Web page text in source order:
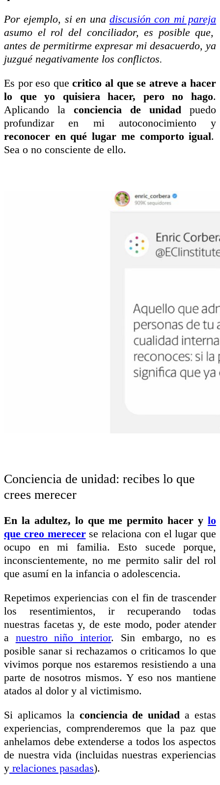
Por ejemplo, si en una discusión con mi pareja
asumo el rol del conciliador, es posible que,
antes de permitirme expresar mi desacuerdo, ya
juzgué negativamente los conflictos.
Es por eso quecritico al que se atreve a hacer
lo que yo quisiera hacer, pero no hago.
Aplicando la conciencia de unidad puedo
profundizar en mi autoconocimiento y
reconocer en qué lugar me comporto igual.
Sea o no consciente de ello.
Conciencia de unidad: recibes lo que
crees merecer
En la adultez, lo que me permito hacer y lo
que creo merecer se relaciona con el lugar que
ocupo en mi familia. Esto sucede porque,
inconscientemente, no me permito salir del rol
que asumí en la infancia o adolescencia.
Repetimos experiencias con el fin de trascender
los resentimientos, ir recuperando todas
nuestras facetas y, de este modo, poder atender
a nuestro niño interior. Sin embargo, no es
posible sanar si rechazamos o criticamos lo que
vivimos porque nos estaremos resistiendo a una
parte de nosotros mismos. Y eso nos mantiene
atados al dolor y al victimismo.
Si aplicamos la conciencia de unidad a estas
experiencias, comprenderemos que la paz que
anhelamos debe extenderse a todos los aspectos
de nuestra vida (incluidas nuestras experiencias
y relaciones pasadas).